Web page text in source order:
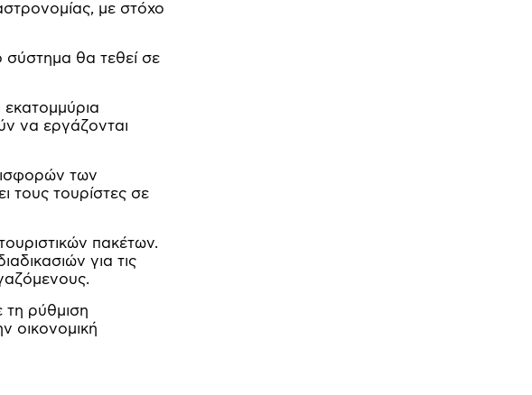
με στόχο
θα τεθεί σε
να εργάζονται
των
τους τουρίστες σε
πακέτων.
για τις
ρύθμιση
οικονομική